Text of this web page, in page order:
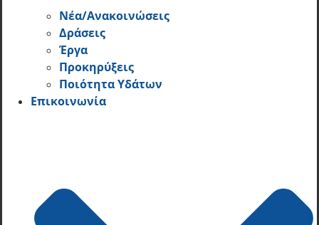
Νέα/Ανακοινώσεις
Δράσεις
Έργα
Προκηρύξεις
Ποιότητα Υδάτων
Επικοινωνία